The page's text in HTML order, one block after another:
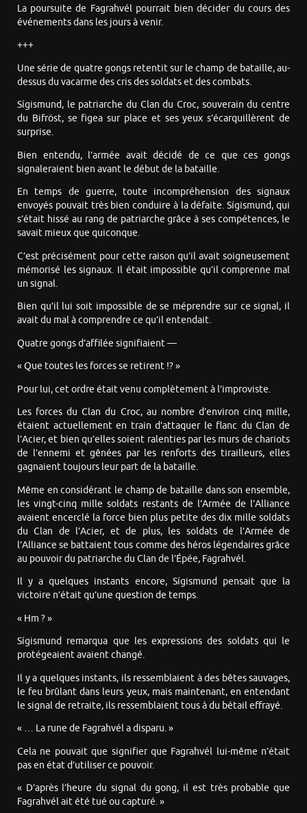
La poursuite de Fagrahvél pourrait bien décider du cours des
événements dans les jours à venir.
+++
Une série de quatre gongs retentit sur le champ de bataille, au-
dessus du vacarme des cris des soldats et des combats.
Sígismund, le patriarche du Clan du Croc, souverain du centre
du Bifröst, se figea sur place et ses yeux s’écarquillèrent de
surprise.
Bien entendu, l’armée avait décidé de ce que ces gongs
signaleraient bien avant le début de la bataille.
En temps de guerre, toute incompréhension des signaux
envoyés pouvait très bien conduire à la défaite. Sígismund, qui
s’était hissé au rang de patriarche grâce à ses compétences, le
savait mieux que quiconque.
C’est précisément pour cette raison qu’il avait soigneusement
mémorisé les signaux. Il était impossible qu’il comprenne mal
un signal.
Bien qu’il lui soit impossible de se méprendre sur ce signal, il
avait du mal à comprendre ce qu’il entendait.
Quatre gongs d’affilée signifiaient —
« Que toutes les forces se retirent !? »
Pour lui, cet ordre était venu complètement à l’improviste.
Les forces du Clan du Croc, au nombre d’environ cinq mille,
étaient actuellement en train d’attaquer le flanc du Clan de
l’Acier, et bien qu’elles soient ralenties par les murs de chariots
de l’ennemi et gênées par les renforts des tirailleurs, elles
gagnaient toujours leur part de la bataille.
Même en considérant le champ de bataille dans son ensemble,
les vingt-cinq mille soldats restants de l’Armée de l’Alliance
avaient encerclé la force bien plus petite des dix mille soldats
du Clan de l’Acier, et de plus, les soldats de l’Armée de
l’Alliance se battaient tous comme des héros légendaires grâce
au pouvoir du patriarche du Clan de l’Épée, Fagrahvél.
Il y a quelques instants encore, Sígismund pensait que la
victoire n’était qu’une question de temps.
« Hm ? »
Sígismund remarqua que les expressions des soldats qui le
protégeaient avaient changé.
Il y a quelques instants, ils ressemblaient à des bêtes sauvages,
le feu brûlant dans leurs yeux, mais maintenant, en entendant
le signal de retraite, ils ressemblaient tous à du bétail effrayé.
« … La rune de Fagrahvél a disparu. »
Cela ne pouvait que signifier que Fagrahvél lui-même n’était
pas en état d’utiliser ce pouvoir.
« D’après l’heure du signal du gong, il est très probable que
Fagrahvél ait été tué ou capturé. »